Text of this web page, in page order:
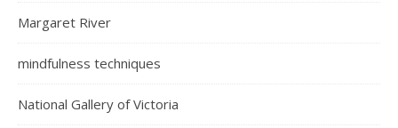
Margaret River
mindfulness techniques
National Gallery of Victoria